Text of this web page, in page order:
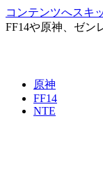
コンテンツへスキ
FF14や原神、ゼン
原神
FF14
NTE